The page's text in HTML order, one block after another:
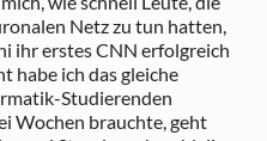
Netz zu tun hatten,
ihr erstes CNN erfolgreich
habe ich das gleiche
Studierenden
Wochen brauchte, geht